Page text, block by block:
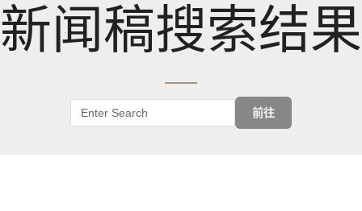
新闻稿搜索结果
前往